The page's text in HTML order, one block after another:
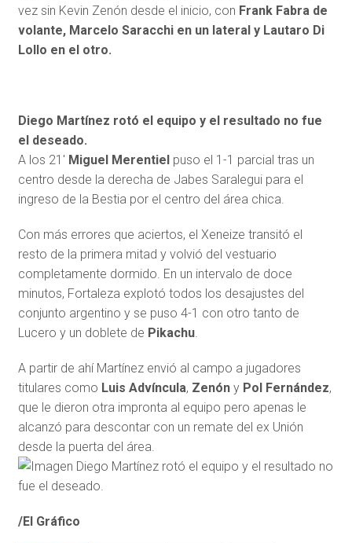
vez sin Kevin Zenón desde el inicio, con Frank Fabra de
volante, Marcelo Saracchi en un lateral y Lautaro Di
Lollo en el otro.
Diego Martínez rotó el equipo y el resultado no fue
el deseado.
A los 21′ Miguel Merentielpuso el 1-1 parcial tras un
centro desde la derecha de Jabes Saralegui para el
ingreso de la Bestia por el centro del área chica.
Con más errores que aciertos, el Xeneize transitó el
resto de la primera mitad y volvió del vestuario
completamente dormido. En un intervalo de doce
minutos, Fortaleza explotó todos los desajustes del
conjunto argentino y se puso 4-1 con otro tanto de
Lucero y un doblete de Pikachu.
A partir de ahí Martínez envió al campo a jugadores
titulares como Luis Advíncula, Zenóny Pol Fernández,
que le dieron otra impronta al equipo pero apenas le
alcanzó para descontar con un remate del ex Unión
desde la puerta del área.
/El Gráfico